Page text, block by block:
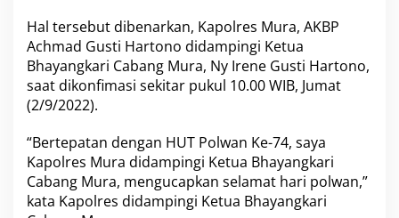
u
a
M
e
a
d
a
k
a
Hal tersebut dibenarkan, Kapolres Mura, AKBP
Achmad Gusti Hartono didampingi Ketua
Bhayangkari Cabang Mura, Ny Irene Gusti Hartono,
saat dikonfimasi sekitar pukul 10.00 WIB, Jumat
(2/9/2022).
“Bertepatan dengan HUT Polwan Ke-74, saya
Kapolres Mura didampingi Ketua Bhayangkari
Cabang Mura, mengucapkan selamat hari polwan,”
kata Kapolres didampingi Ketua Bhayangkari